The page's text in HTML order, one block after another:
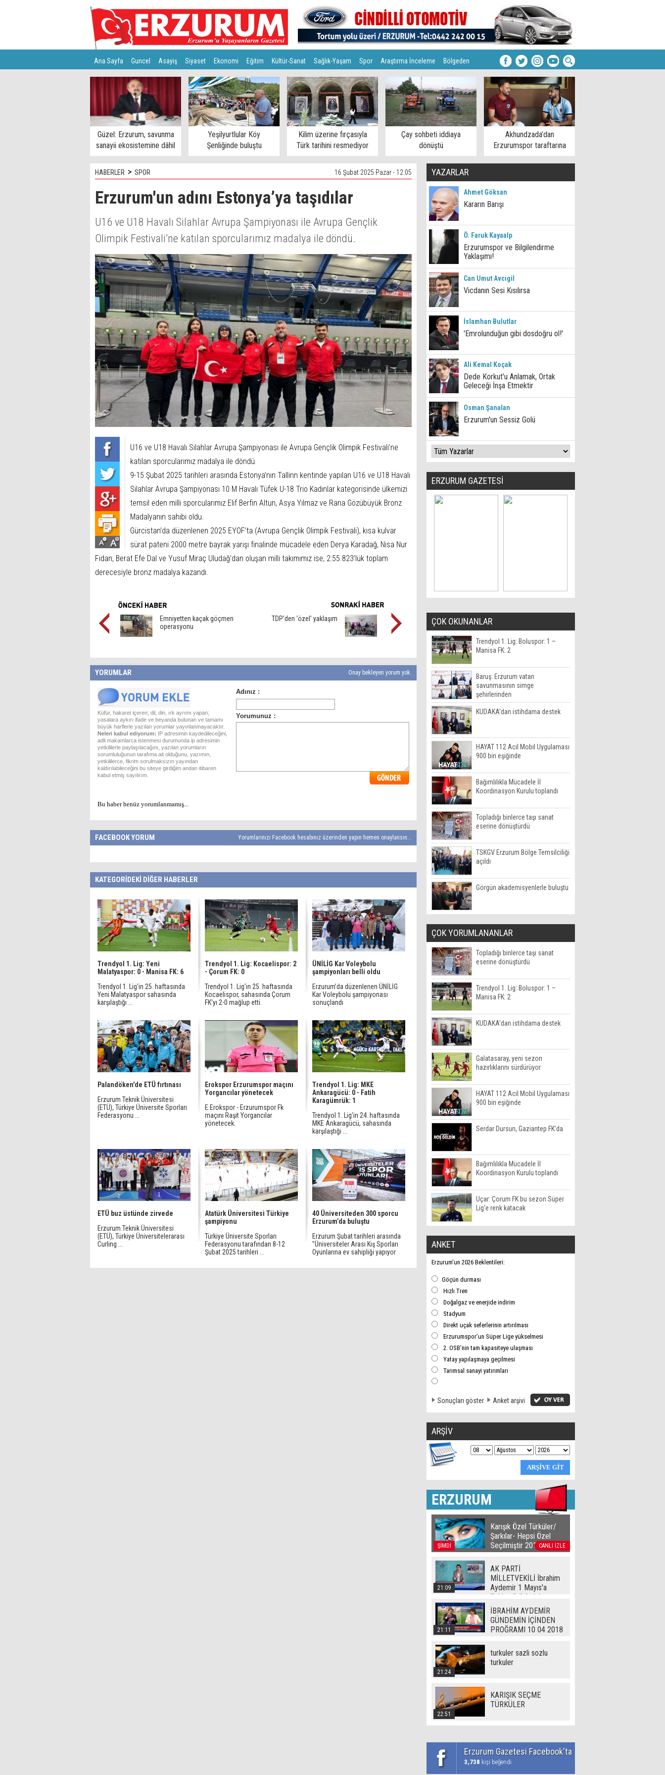
Ana Sayfa Guncel Asayiş Siyaset Ekonomi Eğitim Kültür-Sanat Sağlık-Yaşam Spor Araştırma İnceleme Bölgeden
Teknoloji
Güzel: Erzurum, savunma
sanayii ekosistemine dâhil
edilmeli
Yeşilyurtlular Köy
Şenliğinde buluştu
Kilim üzerine fırçasıyla
Türk tarihini resmediyor
Çay sohbeti iddiaya
dönüştü
Akhundzada’dan
Erzurumspor taraftarına
mesaj
HABERLER > SPOR 16 Şubat 2025 Pazar - 12:05
Erzurum'un adını Estonya’ya taşıdılar
U16 ve U18 Havalı Silahlar Avrupa Şampiyonası ile Avrupa Gençlik
Olimpik Festivali’ne katılan sporcularımız madalya ile döndü.
U16 ve U18 Havalı Silahlar Avrupa Şampiyonası ile Avrupa Gençlik Olimpik Festivali’ne
katılan sporcularımız madalya ile döndü.
9-15 Şubat 2025 tarihleri arasında Estonya’nın Tallinn kentinde yapılan U16 ve U18 Havalı
Silahlar Avrupa Şampiyonası 10 M Havalı Tüfek U-18 Trio Kadınlar kategorisinde ülkemizi
temsil eden milli sporcularımız Elif Berfin Altun, Asya Yılmaz ve Rana Gözübüyük Bronz
Madalyanın sahibi oldu.
Gürcistan’da düzenlenen 2025 EYOF’ta (Avrupa Gençlik Olimpik Festivali), kısa kulvar
sürat pateni 2000 metre bayrak yarışı finalinde mücadele eden Derya Karadağ, Nisa Nur
Fidan, Berat Efe Dal ve Yusuf Miraç Uludağ’dan oluşan milli takımımız ise, 2:55.823’lük toplam
derecesiyle bronz madalya kazandı.
Emniyetten kaçak göçmen
operasyonu
TDP’den ‘özel’ yaklaşım
YORUMLAR Onay bekleyen yorum yok.
Küfür, hakaret içeren; dil, din, ırk ayrımı yapan;
yasalara aykırı ifade ve beyanda bulunan ve tamamı
büyük harflerle yazılan yorumlar yayınlanmayacaktır.
Neleri kabul ediyorum: IP adresimin kaydedileceğini,
adli makamlarca istenmesi durumunda ip adresimin
yetkililerle paylaşılacağını, yazılan yorumların
sorumluluğunun tarafıma ait olduğunu, yazımın,
yetkililerce, fikrim sorulmaksızın yayından
kaldırılabileceğini bu siteye girdiğim andan itibaren
kabul etmiş sayılırım.
Bu haber henüz yorumlanmamış...
FACEBOOK YORUM Yorumlarınızı Facebook hesabınız üzerinden yapın hemen onaylansın...
KATEGORİDEKİ DİĞER HABERLER
Trendyol 1. Lig: Yeni
Malatyaspor: 0 - Manisa FK: 6
Trendyol 1. Lig'in 25. haftasında
Yeni Malatyaspor sahasında
karşılaştığı ...
Trendyol 1. Lig: Kocaelispor: 2
- Çorum FK: 0
Trendyol 1. Lig'in 25. haftasında
Kocaelispor, sahasında Çorum
FK'yı 2-0 mağlup etti.
ÜNİLİG Kar Voleybolu
şampiyonları belli oldu
Erzurum’da düzenlenen ÜNİLİG
Kar Voleybolu şampiyonası
sonuçlandı
Palandöken'de ETÜ fırtınası
Erzurum Teknik Üniversitesi
(ETÜ), Türkiye Üniversite Sporları
Federasyonu ...
Erokspor Erzurumspor maçını
Yorgancılar yönetecek
E.Erokspor - Erzurumspor Fk
maçını Raşit Yorgancılar
yönetecek.
Trendyol 1. Lig: MKE
Ankaragücü: 0 - Fatih
Karagümrük: 1
Trendyol 1. Lig'in 24. haftasında
MKE Ankaragücü, sahasında
karşılaştığı ...
ETÜ buz üstünde zirvede
Erzurum Teknik Üniversitesi
(ETÜ), Türkiye Üniversitelerarası
Curling ...
Atatürk Üniversitesi Türkiye
şampiyonu
Türkiye Üniversite Sporları
Federasyonu tarafından 8-12
Şubat 2025 tarihleri ...
40 Üniversiteden 300 sporcu
Erzurum’da buluştu
Erzurum Şubat tarihleri arasında
"Üniversiteler Arası Kış Sporları
Oyunlarına ev sahipliği yapıyor
YAZARLAR
Ahmet Göksan
Kararın Barışı
Ö. Faruk Kayaalp
Erzurumspor ve Bilgilendirme
Yaklaşımı!
Can Umut Avcıgil
Vicdanın Sesi Kısılırsa
İslamhan Bulutlar
'Emrolunduğun gibi dosdoğru ol!'
Ali Kemal Koçak
Dede Korkut'u Anlamak, Ortak
Geleceği İnşa Etmektir
Osman Şanalan
Erzurum'un Sessiz Golü
ERZURUM GAZETESİ
ÇOK OKUNANLAR
Trendyol 1. Lig: Boluspor: 1 –
Manisa FK: 2
Baruş: Erzurum vatan
savunmasının simge
şehirlerinden
KUDAKA'dan istihdama destek
HAYAT 112 Acil Mobil Uygulaması
900 bin eşiğinde
Bağımlılıkla Mücadele İl
Koordinasyon Kurulu toplandı
Topladığı binlerce taşı sanat
eserine dönüştürdü
TSKGV Erzurum Bölge Temsilciliği
açıldı
Görgün akademisyenlerle buluştu
ÇOK YORUMLANANLAR
Topladığı binlerce taşı sanat
eserine dönüştürdü
Trendyol 1. Lig: Boluspor: 1 –
Manisa FK: 2
KUDAKA'dan istihdama destek
Galatasaray, yeni sezon
hazırlıklarını sürdürüyor
HAYAT 112 Acil Mobil Uygulaması
900 bin eşiğinde
Serdar Dursun, Gaziantep FK'da
Bağımlılıkla Mücadele İl
Koordinasyon Kurulu toplandı
Uçar: Çorum FK bu sezon Süper
Lig'e renk katacak
ANKET
Erzurum’un 2026 Beklentileri:
Göçün durması
Hızlı Tren
Doğalgaz ve enerjide indirim
Stadyum
Direkt uçak seferlerinin artırılması
Erzurumspor’un Süper Lige yükselmesi
2. OSB’nin tam kapasiteye ulaşması
Yatay yapılaşmaya geçilmesi
Tarımsal sanayi yatırımları
Sonuçları göster Anket arşivi
ARŞİV
ERZURUM
ŞİMDİ CANLI İZLE
Karışık Özel Türküler/
Şarkılar- Hepsi Özel
Seçilmiştir 2016
21:09
AK PARTİ
MİLLETVEKİLİ İbrahim
Aydemir 1 Mayıs'a
ilişkin görüşlerini
Erzurum Gazetesi'ne
açıkladı
21:11
İBRAHİM AYDEMİR
GÜNDEMİN İÇİNDEN
PROĞRAMI 10 04 2018
21:24
turkuler sazli sozlu
turkuler
22:51
KARIŞIK SEÇME
TÜRKÜLER
Erzurum Gazetesi Facebook'ta
3,738 kişi beğendi